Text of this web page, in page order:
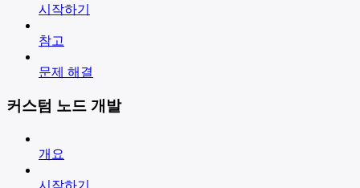
시작하기
참고
문제 해결
커스텀 노드 개발
개요